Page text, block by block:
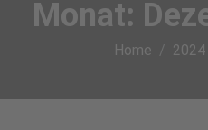
Monat:
Home 2024